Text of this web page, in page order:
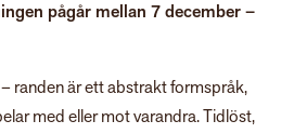
pågår mellan 7 december –
randen är ett abstrakt formspråk,
med eller mot varandra. Tidlöst,